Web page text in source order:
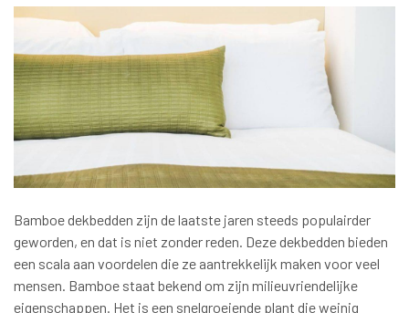
Bamboe dekbedden zijn de laatste jaren steeds populairder
geworden, en dat is niet zonder reden. Deze dekbedden bieden
een scala aan voordelen die ze aantrekkelijk maken voor veel
mensen. Bamboe staat bekend om zijn milieuvriendelijke
eigenschappen. Het is een snelgroeiende plant die weinig